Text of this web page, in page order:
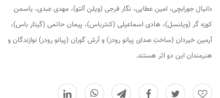
دانیال جورابچی، امین عطایی، نگار فرجی (ویلن آلتو)، مهدی عبدی، یاسمن
کوزه گر (ویلنسل)، هادی اسماعیلی (کنترباس)، پیمان حاتمی (گیتار باس)،
آرمین خیردان (ساختِ صدای پیانو رودز) و آرش گوران (پیانو رودز) نوازندگان و
هنرمندان این دو اثر هستند.
0